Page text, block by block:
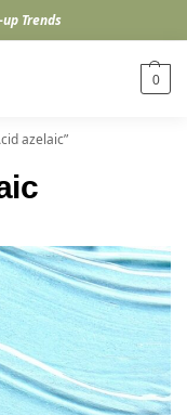
Trends
0
azelaic”